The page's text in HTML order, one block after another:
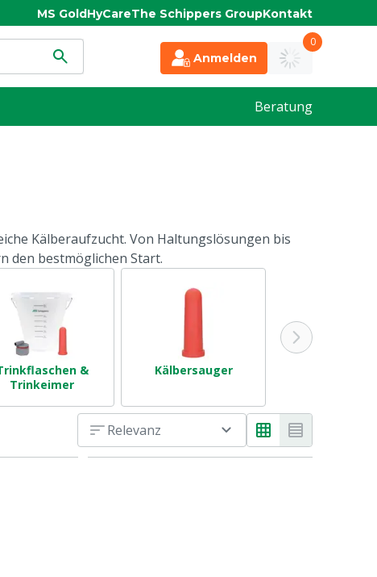
MS GoldHyCareThe Schippers GroupKontakt
Anmelden
0
Beratung
Kälberaufzucht. Von Haltungslösungen bis
den bestmöglichen Start.
&
Trinkeimer
Kälbersauger
Relevanz